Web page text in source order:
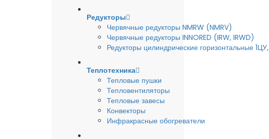
Редукторы
Червячные редукторы NMRW (NMRV)
Червячные редукторы INNORED (IRW, IRWD)
Редукторы цилиндрические горизонтальные
Теплотехника
Тепловые пушки
Тепловентиляторы
Тепловые завесы
Конвекторы
Инфракрасные обогреватели